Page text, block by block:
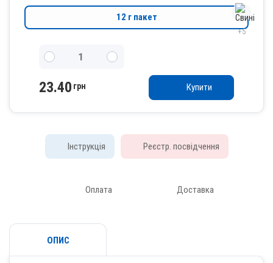
+5
12 г пакет
23.40 грн Купити
Інструкція Реєстр. посвідчення
Оплата Доставка
ОПИС